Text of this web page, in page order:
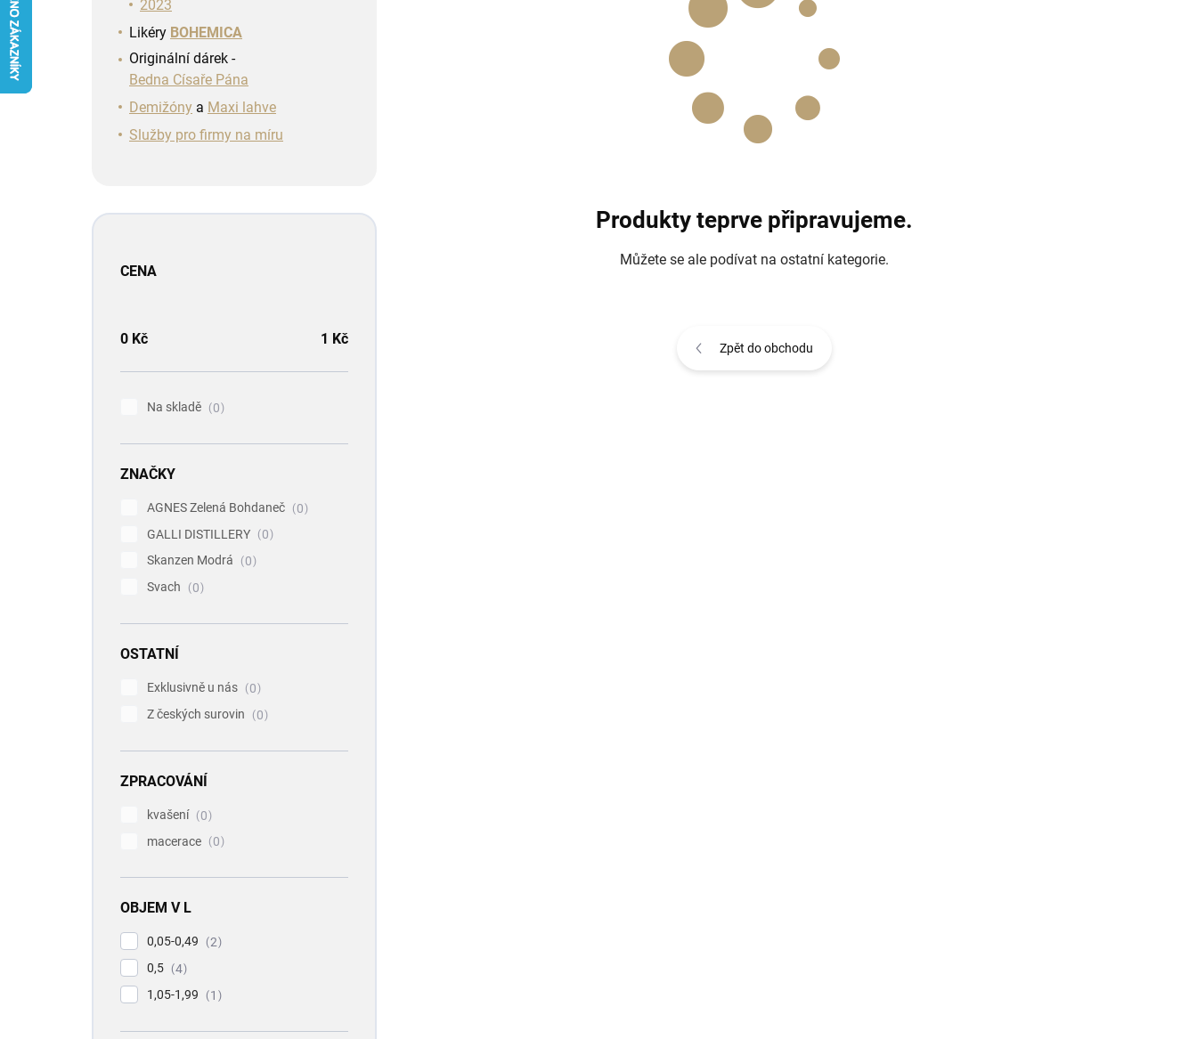
2023
Likéry BOHEMICA
Originální dárek -
Bedna Císaře Pána
Demižóny a Maxi lahve
Služby pro firmy na míru
CENA
0 Kč 1 Kč
Na skladě 0
ZNAČKY
AGNES Zelená Bohdaneč
0
GALLI DISTILLERY
0
Skanzen Modrá
0
Svach
0
OSTATNÍ
Exklusivně u nás
0
Z českých surovin
0
ZPRACOVÁNÍ
kvašení
0
macerace
0
OBJEM V L
0,05-0,49
2
0,5
4
1,05-1,99
1
Produkty teprve připravujeme.
Můžete se ale podívat na ostatní kategorie.
Zpět do obchodu